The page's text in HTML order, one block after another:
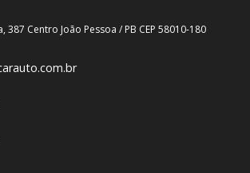
387 Centro João Pessoa / PB CEP 58010-180